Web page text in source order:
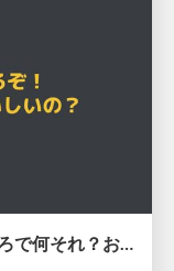
PHP に部分適用が来るぞ！……ところで何それ？おいしいの？ #phpcon / phpcon-2026